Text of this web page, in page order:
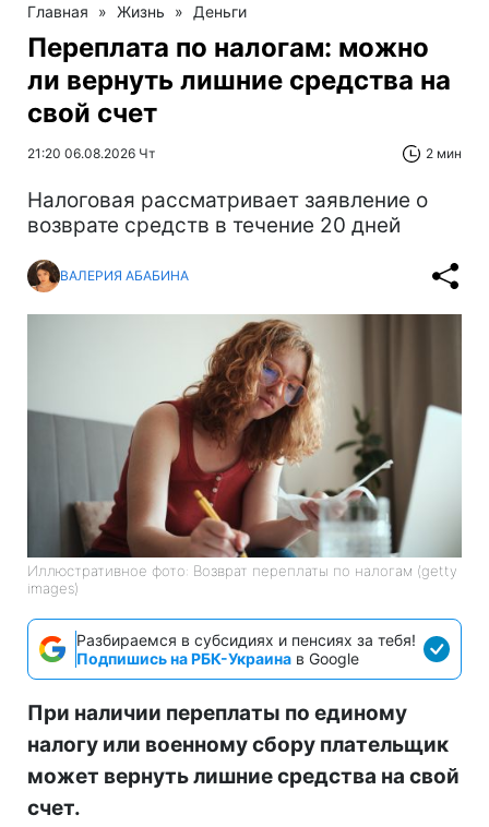
Главная » Жизнь » Деньги
Переплата по налогам: можно
ли вернуть лишние средства на
свой счет
21:20 06.08.2026 Чт 2 мин
Налоговая рассматривает заявление о
возврате средств в течение 20 дней
ВАЛЕРИЯ АБАБИНА
Иллюстративное фото: Возврат переплаты по налогам (getty
images)
Разбираемся в субсидиях и пенсиях за тебя!
Подпишись на РБК-Украина в Google
При наличии переплаты по единому
налогу или военному сбору плательщик
может вернуть лишние средства на свой
счет.